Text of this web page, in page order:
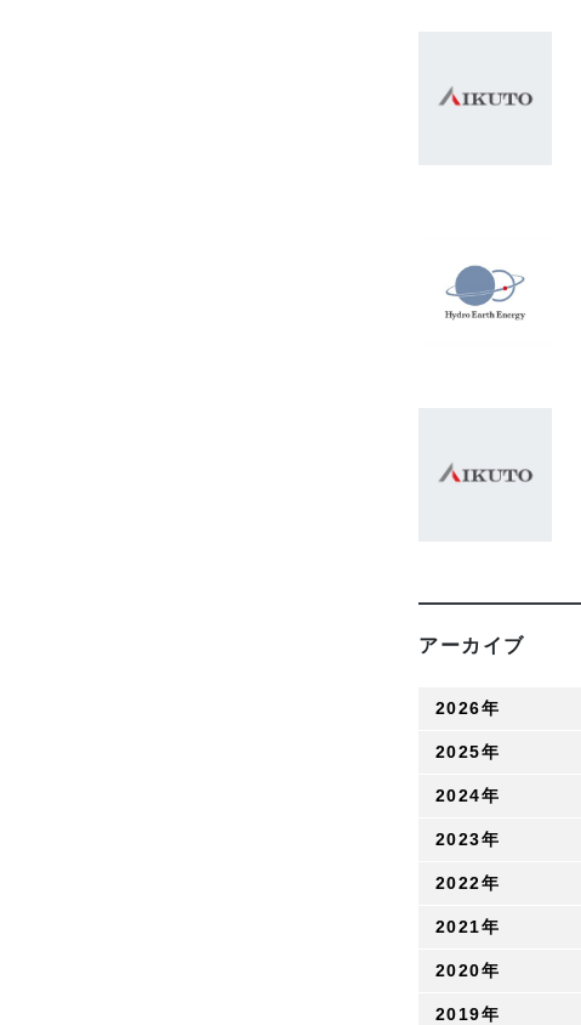
アーカイブ
2026年
2025年
2024年
2023年
2022年
2021年
2020年
2019年